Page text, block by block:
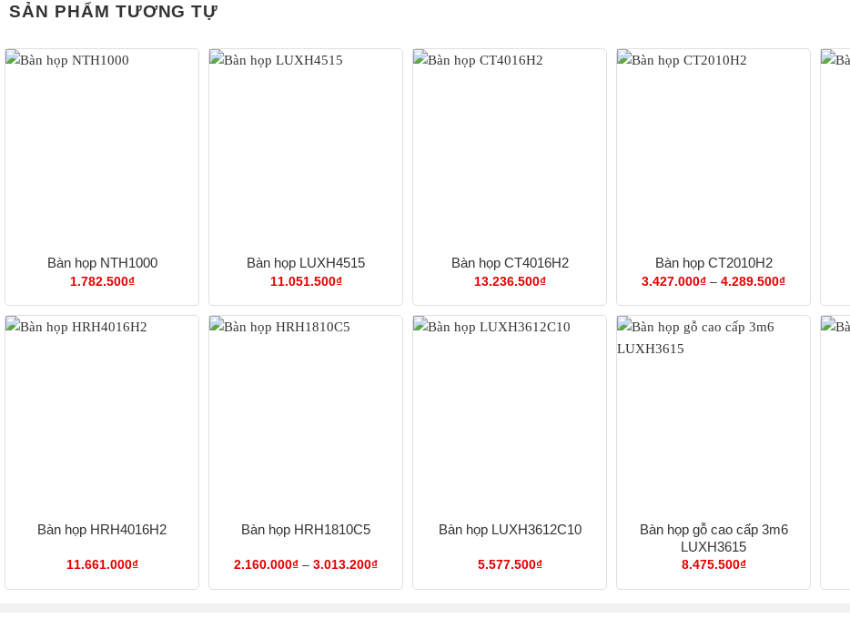
SẢN PHẨM TƯƠNG TỰ
Bàn họp NTH1000
1.782.500₫
Bàn họp LUXH4515
11.051.500₫
Bàn họp CT4016H2
13.236.500₫
Bàn họp CT2010H2
3.427.000₫ – 4.289.500₫Khoảng
từ
3.427.000₫
Bàn họp HRH4016H2
11.661.000₫
Bàn họp HRH1810C5
2.160.000₫ – 3.013.200₫Khoảng
từ
Bàn họp LUXH3612C10
5.577.500₫
Bàn họp gỗ cao cấp 3m6
LUXH3615
8.475.500₫